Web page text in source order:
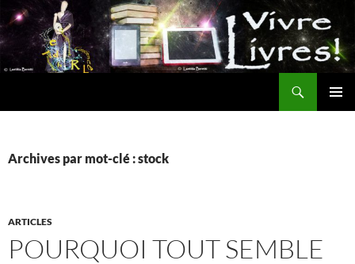
Aller
au
contenu
Archives par mot-clé : stock
ARTICLES
POURQUOI TOUT SEMBLE